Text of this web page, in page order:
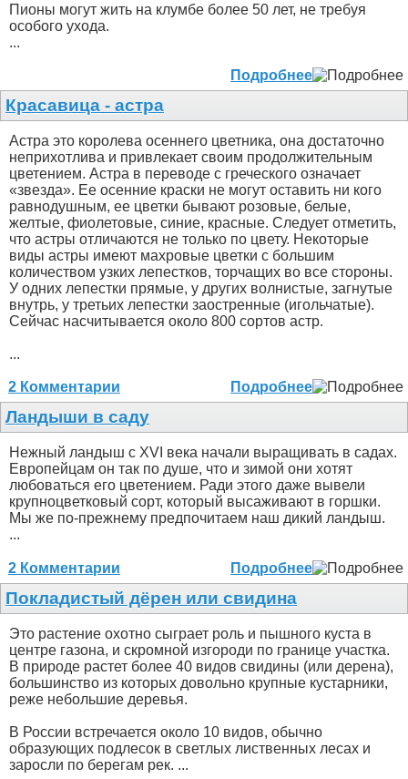
Пионы могут жить на клумбе более 50 лет, не требуя
особого ухода.
...
Подробнее
Красавица - астра
Астра это королева осеннего цветника, она достаточно
неприхотлива и привлекает своим продолжительным
цветением. Астра в переводе с греческого означает
«звезда». Ее осенние краски не могут оставить ни кого
равнодушным, ее цветки бывают розовые, белые,
желтые, фиолетовые, синие, красные. Следует отметить,
что астры отличаются не только по цвету. Некоторые
виды астры имеют махровые цветки с большим
количеством узких лепестков, торчащих во все стороны.
У одних лепестки прямые, у других волнистые, загнутые
внутрь, у третьих лепестки заостренные (игольчатые).
Сейчас насчитывается около 800 сортов астр.
...
2 Комментарии Подробнее
Ландыши в саду
Нежный ландыш с XVI века начали выращивать в садах.
Европейцам он так по душе, что и зимой они хотят
любоваться его цветением. Ради этого даже вывели
крупноцветковый сорт, который высаживают в горшки.
Мы же по-прежнему предпочитаем наш дикий ландыш.
...
2 Комментарии Подробнее
Покладистый дёрен или свидина
Это растение охотно сыграет роль и пышного куста в
центре газона, и скромной изгороди по границе участка.
В природе растет более 40 видов свидины (или дерена),
большинство из которых довольно крупные кустарники,
реже небольшие деревья.
В России встречается около 10 видов, обычно
образующих подлесок в светлых лиственных лесах и
заросли по берегам рек. ...